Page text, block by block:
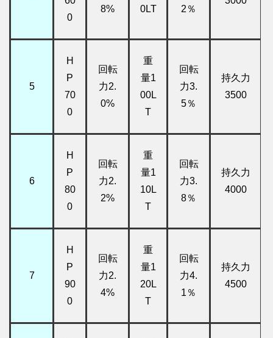
0
8%
0LT
2％
5
H
P
70
0
回転
力2.
0%
重
量1
00L
T
回転
力3.
5％
持久力
3500
6
H
P
80
0
回転
力2.
2%
重
量1
10L
T
回転
力3.
8％
持久力
4000
7
H
P
90
0
回転
力2.
4%
重
量1
20L
T
回転
力4.
1％
持久力
4500